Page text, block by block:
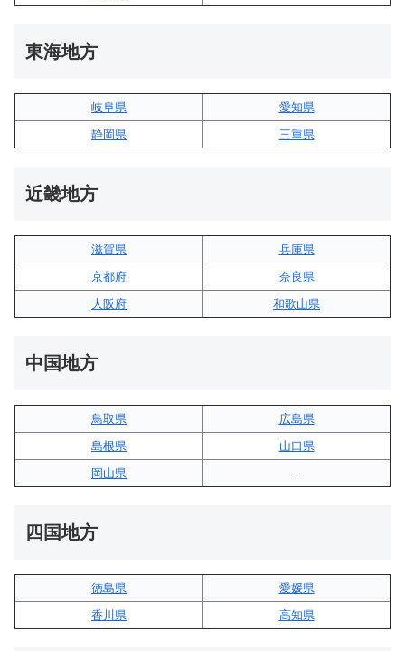
東海地方
岐阜県
愛知県
静岡県
三重県
近畿地方
滋賀県
兵庫県
京都府
奈良県
大阪府
和歌山県
中国地方
鳥取県
広島県
島根県
山口県
岡山県
–
四国地方
徳島県
愛媛県
香川県
高知県